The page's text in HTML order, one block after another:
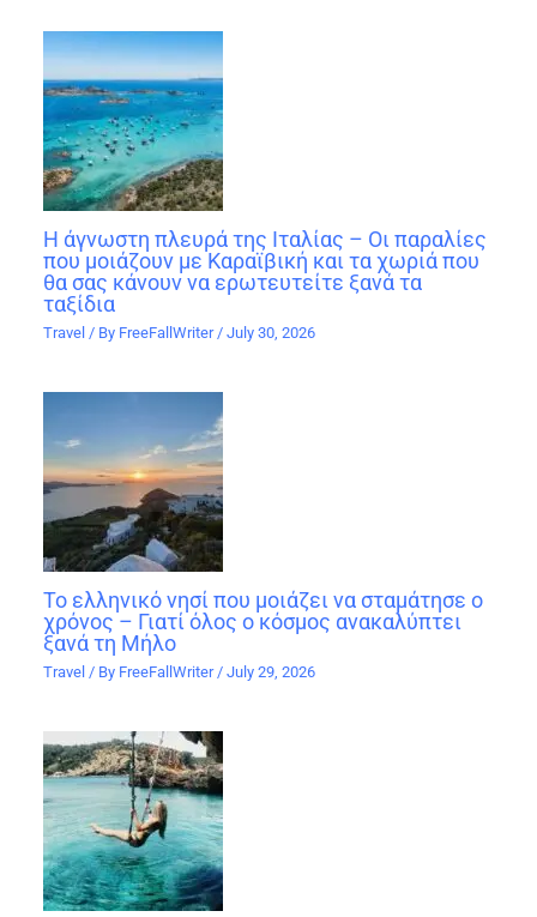
Η άγνωστη πλευρά της Ιταλίας – Οι παραλίες
που μοιάζουν με Καραϊβική και τα χωριά που
θα σας κάνουν να ερωτευτείτε ξανά τα
ταξίδια
Travel / By FreeFallWriter/July 30, 2026
Το ελληνικό νησί που μοιάζει να σταμάτησε ο
χρόνος – Γιατί όλος ο κόσμος ανακαλύπτει
ξανά τη Μήλο
Travel / By FreeFallWriter /July 29, 2026